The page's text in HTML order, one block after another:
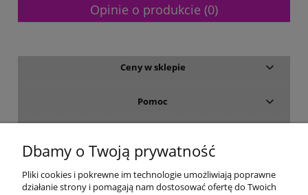
Opinie o produkcie (0)
Ceny w sklepie
Pomoc
Moje konto
Dbamy o Twoją prywatność
Pliki cookies i pokrewne im technologie umożliwiają poprawne
działanie strony i pomagają nam dostosować ofertę do Twoich